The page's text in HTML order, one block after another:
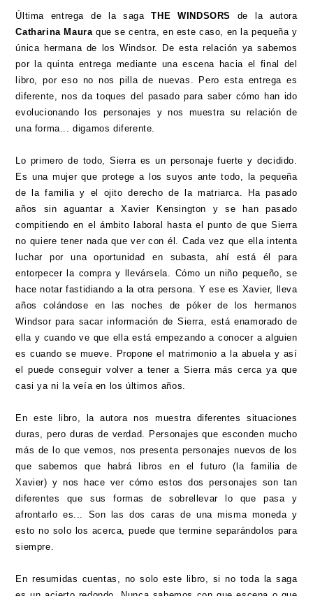
Última entrega de la sagaTHE WINDSORS
de la autora
Catharina Mauraque se centra, en este caso, en la pequeña y
única hermana de los Windsor. De esta relación ya sabemos
por la quinta entrega mediante una escena hacia el final del
libro, por eso no nos pilla de nuevas. Pero esta entrega es
diferente, nos da toques del pasado para saber cómo han ido
evolucionando los personajes y nos muestra su relación de
una forma... digamos diferente.
Lo primero de todo, Sierra es un personaje fuerte y decidido.
Es una mujer que protege a los suyos ante todo, la pequeña
de la familia y el ojito derecho de la matriarca. Ha pasado
años sin aguantar a Xavier Kensington y se han pasado
compitiendo en el ámbito laboral hasta el punto de que Sierra
no quiere tener nada que ver con él. Cada vez que ella intenta
luchar por una oportunidad en subasta, ahí está él para
entorpecer la compra y llevársela. Cómo un niño pequeño, se
hace notar fastidiando a la otra persona. Y ese es Xavier, lleva
años colándose en las noches de póker de los hermanos
Windsor para sacar información de Sierra, está enamorado de
ella y cuando ve que ella está empezando a conocer a alguien
es cuando se mueve. Propone el matrimonio a la abuela y así
el puede conseguir volver a tener a Sierra más cerca ya que
casi ya ni la veía en los últimos años.
En este libro, la autora nos muestra diferentes situaciones
duras, pero duras de verdad. Personajes que esconden mucho
más de lo que vemos, nos presenta personajes nuevos de los
que sabemos que habrá libros en el futuro (la familia de
Xavier) y nos hace ver cómo estos dos personajes son tan
diferentes que sus formas de sobrellevar lo que pasa y
afrontarlo es... Son las dos caras de una misma moneda y
esto no solo los acerca, puede que termine separándolos para
siempre.
En resumidas cuentas, no solo este libro, si no toda la saga